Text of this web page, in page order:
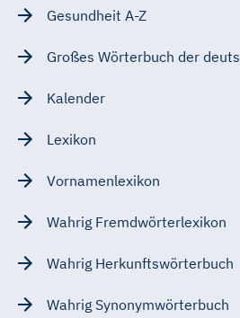
Gesundheit A-Z
Großes Wörterbuch der
Kalender
Lexikon
Vornamenlexikon
Wahrig Fremdwörterlexikon
Wahrig Herkunftswörterbuch
Wahrig Synonymwörterbuch